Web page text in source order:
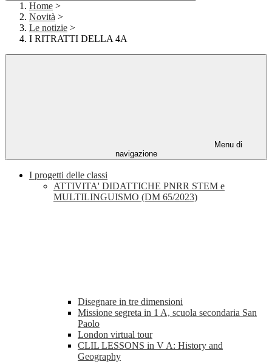
Home >
Novità >
Le notizie >
I RITRATTI DELLA 4A
Menu di
navigazione
I progetti delle classi
ATTIVITA' DIDATTICHE PNRR STEM e
MULTILINGUISMO (DM 65/2023)
Disegnare in tre dimensioni
Missione segreta in 1 A, scuola secondaria San
Paolo
London virtual tour
CLIL LESSONS in V A: History and
Geography